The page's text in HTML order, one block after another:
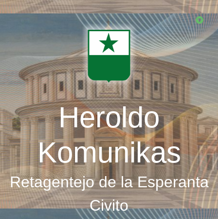
Skip
Heroldo
Komunikas
Retagentejo de la Esperanta
Civito